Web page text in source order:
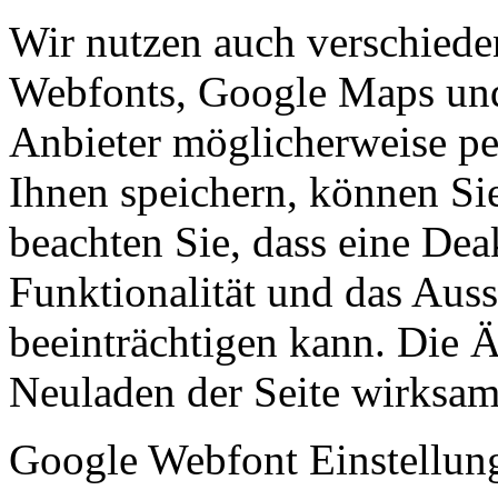
Wir nutzen auch
Webfonts, Google Maps
Anbieter möglicherweise
Ihnen speichern, können
beachten Sie, dass eine
Funktionalität und das
beeinträchtigen kann. Die
Neuladen der Seite
Google Webfont